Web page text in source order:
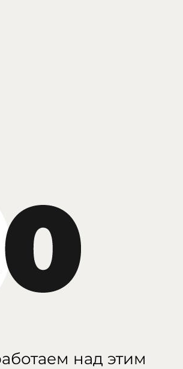
над этим